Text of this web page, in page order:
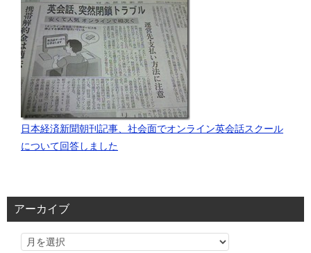
日本経済新聞朝刊記事、社会面でオンライン英会話スクール
について回答しました
アーカイブ